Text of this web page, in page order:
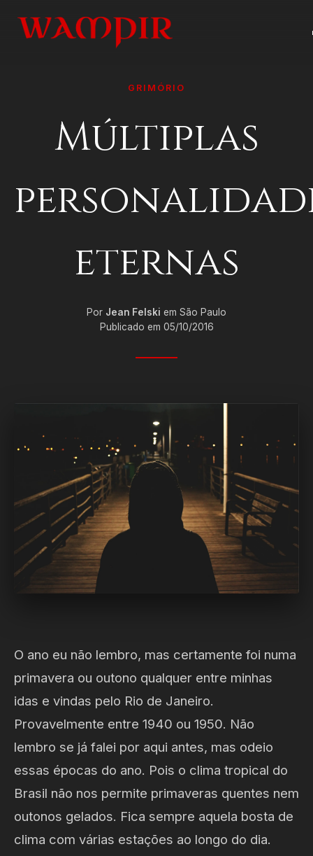
GRIMÓRIO
Múltiplas
eternas
Por Jean Felski em São Paulo
Publicado em 05/10/2016
O ano eu não lembro, mas certamente foi numa
primavera ou outono qualquer entre minhas
idas e vindas pelo Rio de Janeiro.
Provavelmente entre 1940 ou 1950. Não
lembro se já falei por aqui antes, mas odeio
essas épocas do ano. Pois o clima tropical do
Brasil não nos permite primaveras quentes nem
outonos gelados. Fica sempre aquela bosta de
clima com várias estações ao longo do dia.